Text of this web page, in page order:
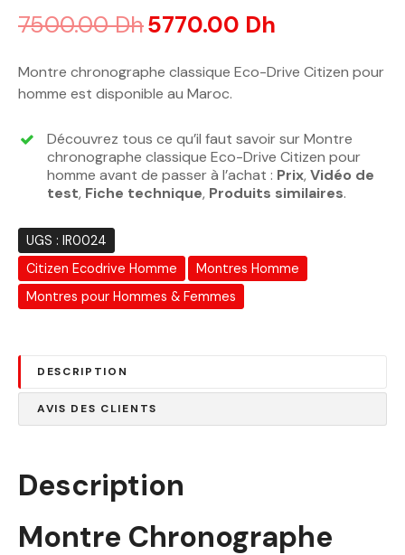
7500.00Dh5770.00 Dh
Montre chronographe classique Eco-Drive Citizen pour
homme est disponible au Maroc.
Découvrez tous ce qu’il faut savoir sur Montre
chronographe classique Eco-Drive Citizen pour
homme avant de passer à l’achat : Prix, Vidéo de
test, Fiche technique, Produits similaires.
UGS : IR0024
Citizen Ecodrive Homme
Montres Homme
Montres pour Hommes & Femmes
DESCRIPTION
AVIS DES CLIENTS
Description
Montre Chronographe